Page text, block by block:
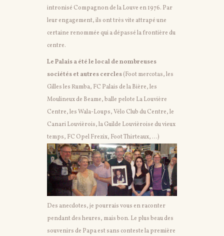
intronisé Compagnon de la Louve en 1976. Par
leur engagement, ils ont très vite attrapé une
certaine renommée qui a dépassé la frontière du
centre.
Le Palais a été le local de nombreuses
sociétés et autres cercles(Foot mercotas, les
Gilles les Rumba, FC Palais de la Bière, les
Moulineux de Beame, balle pelote La Louvière
Centre, les Wala-Loups, Vélo Club du Centre, le
Canari Louvièrois, la Guilde Louvièroise du vieux
temps, FC Opel Frezix, Foot Thirteaux, …)
Des anecdotes, je pourrais vous en raconter
pendant des heures, mais bon. Le plus beau des
souvenirs de Papa est sans conteste la première